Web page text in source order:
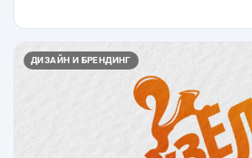
ДИЗАЙН И БРЕНДИНГ